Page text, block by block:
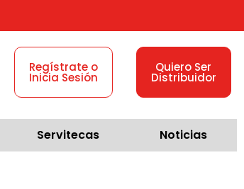
Regístrate o
Inicia Sesión
Quiero Ser
Distribuidor
Servitecas Noticias